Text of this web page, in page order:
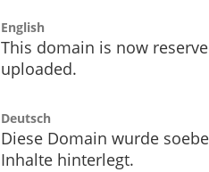
English
This domain is now
uploaded.
Deutsch
Diese Domain wurde
Inhalte hinterlegt.